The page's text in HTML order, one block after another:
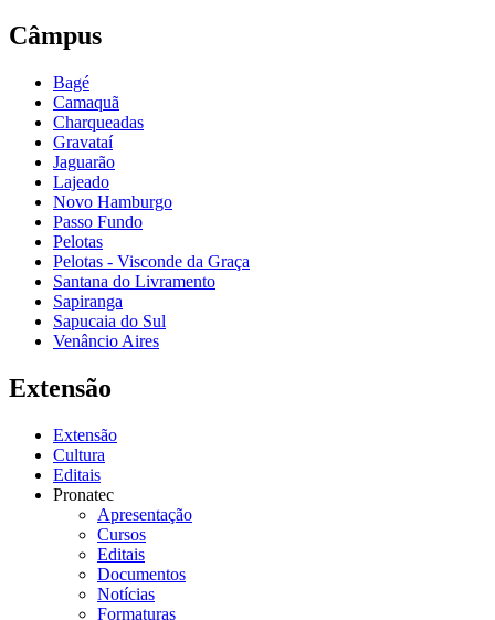
Câmpus
Bagé
Camaquã
Charqueadas
Gravataí
Jaguarão
Lajeado
Novo Hamburgo
Passo Fundo
Pelotas
Pelotas - Visconde da Graça
Santana do Livramento
Sapiranga
Sapucaia do Sul
Venâncio Aires
Extensão
Extensão
Cultura
Editais
Pronatec
Apresentação
Cursos
Editais
Documentos
Notícias
Formaturas